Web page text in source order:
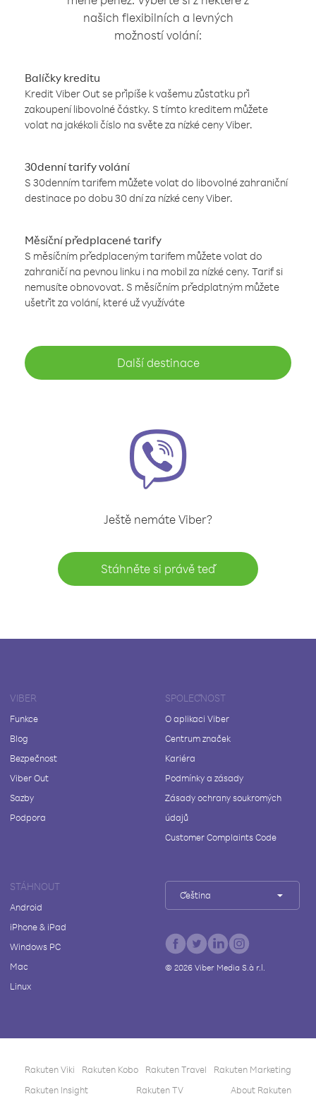
našich flexibilních a levných
možností volání:
Balíčky kreditu
Kredit Viber Out se připíše k vašemu zůstatku při
zakoupení libovolné částky. S tímto kreditem můžete
volat na jakékoli číslo na světe za nízké ceny Viber.
30denní tarify volání
S 30denním tarifem můžete volat do libovolné zahraniční
destinace po dobu 30 dní za nízké ceny Viber.
Měsíční předplacené tarify
S měsíčním předplaceným tarifem můžete volat do
zahraničí na pevnou linku i na mobil za nízké ceny. Tarif si
nemusíte obnovovat. S měsíčním předplatným můžete
ušetřit za volání, které už využíváte
Další destinace
Ještě nemáte Viber?
Stáhněte si právě teď
VIBER
Funkce
Blog
Bezpečnost
Viber Out
Sazby
Podpora
SPOLEČNOST
O aplikaci Viber
Centrum značek
Kariéra
Podmínky a zásady
Zásady ochrany soukromých
údajů
Customer Complaints Code
STÁHNOUT
Android
iPhone & iPad
Windows PC
Mac
Linux
Čeština
© 2026Viber Media S.à r.l.
Rakuten Viki Rakuten Kobo Rakuten Travel
Rakuten Marketing
Rakuten Insight
Rakuten TV About Rakuten